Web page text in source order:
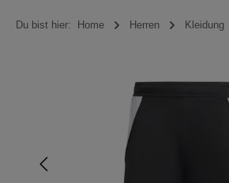
Du bist hier: Home Herren Kleidung
Bildergalerie überspringen